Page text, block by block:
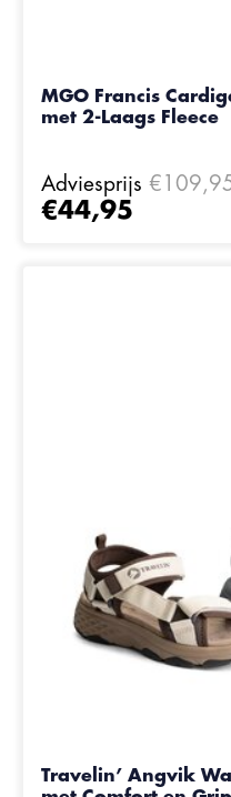
MGO Francis
met 2-Laags Fleece
Adviesprijs
€44,95
Travelin’ Angvik